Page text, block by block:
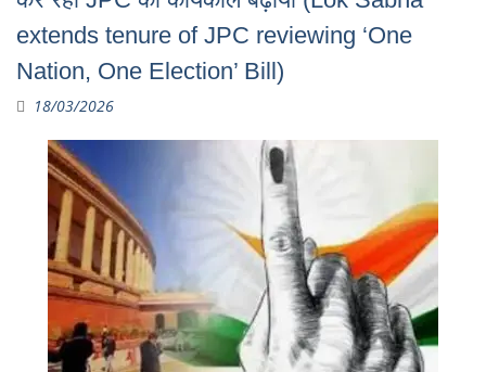
extends tenure of JPC reviewing ‘One
Nation, One Election’ Bill)
18/03/2026